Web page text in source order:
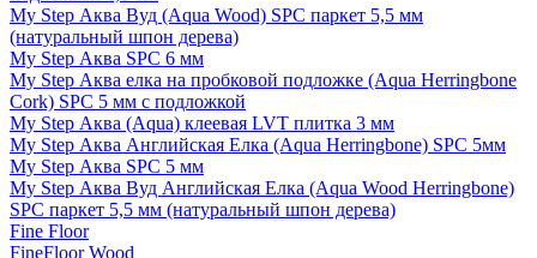
My Step Аква Вуд (Aqua Wood) SPC паркет 5,5 мм
(натуральный шпон дерева)
My Step Аква SPC 6 мм
My Step Аква елка на пробковой подложке (Aqua Herringbone
Cork) SPC 5 мм с подложкой
My Step Аква (Aqua) клеевая LVT плитка 3 мм
My Step Аква Английская Елка (Aqua Herringbone) SPC 5мм
My Step Аква SPC 5 мм
My Step Аква Вуд Английская Елка (Aqua Wood Herringbone)
SPC паркет 5,5 мм (натуральный шпон дерева)
Fine Floor
FineFloor Wood